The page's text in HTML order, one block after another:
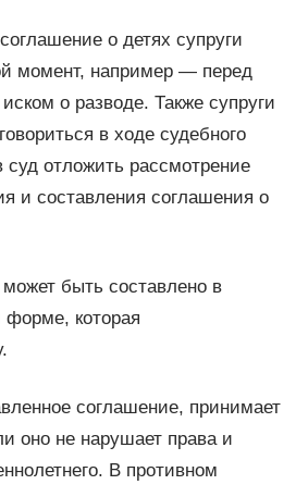
о детях супруги
момент, например — перед
о разводе. Также супруги
в ходе судебного
суд отложить рассмотрение
и составления соглашения о
быть составлено в
форме, которая
соглашение, принимает
оно не нарушает права и
В противном